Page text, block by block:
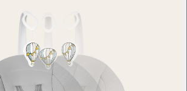
Jūsų užsakymui.
atsiųsime nuolaidos kuponą akimirksniu.